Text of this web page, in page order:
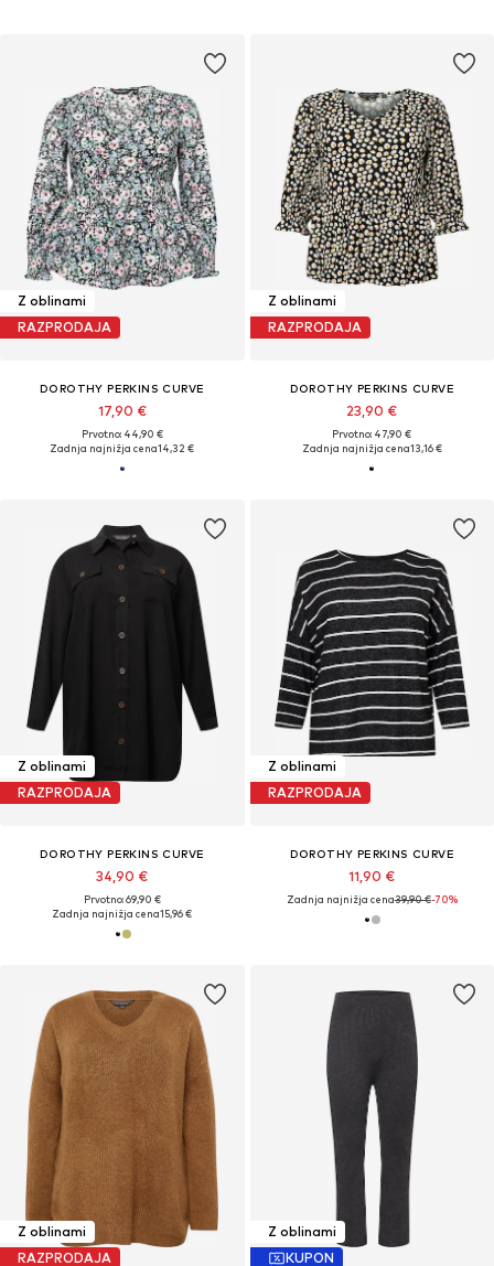
Z oblinami
RAZPRODAJA
DOROTHY PERKINS CURVE
17,90 €
Prvotno: 44,90 €
Zadnja najnižja cena14,32 €
Z oblinami
RAZPRODAJA
DOROTHY PERKINS CURVE
23,90 €
Prvotno: 47,90 €
Zadnja najnižja cena13,16 €
Z oblinami
RAZPRODAJA
DOROTHY PERKINS CURVE
34,90 €
Prvotno: 69,90 €
Zadnja najnižja cena15,96 €
Z oblinami
RAZPRODAJA
DOROTHY PERKINS CURVE
11,90 €
Zadnja najnižja cena39,90 €-70%
Z oblinami
RAZPRODAJA
Z oblinami
KUPON